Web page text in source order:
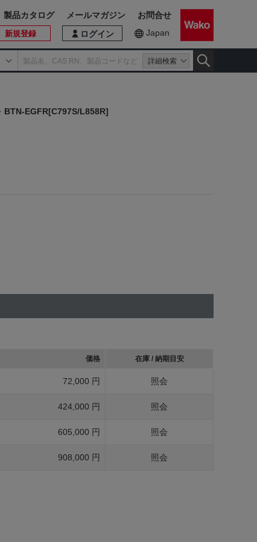
詳細検索
ログイン
新規登録 Japan
製品カタログ メールマガジン お問合せ
BTN-EGFR[C797S/L858R]
価格 在庫 / 納期目安
72,000 円 照会
424,000 円 照会
605,000 円 照会
908,000 円 照会